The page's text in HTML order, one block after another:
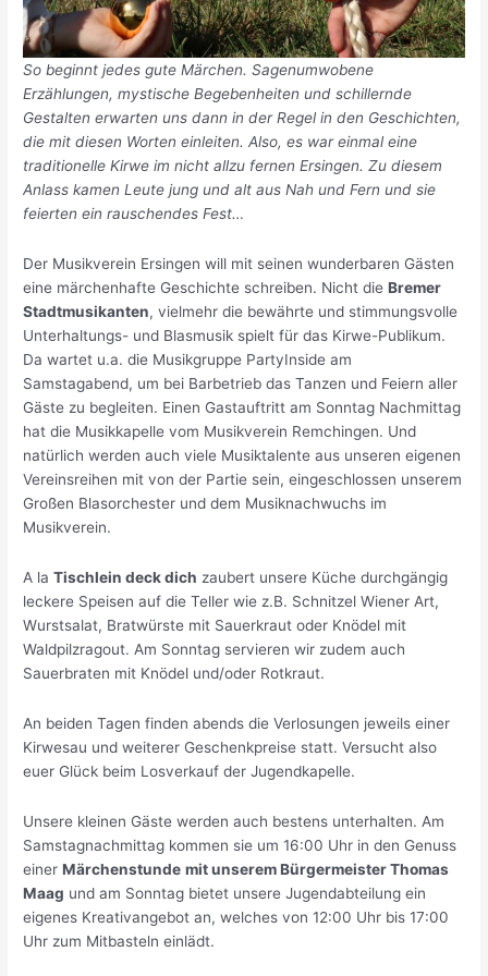
So beginnt jedes gute Märchen. Sagenumwobene
Erzählungen, mystische Begebenheiten und schillernde
Gestalten erwarten uns dann in der Regel in den Geschichten,
die mit diesen Worten einleiten. Also, es war einmal eine
traditionelle Kirwe im nicht allzu fernen Ersingen. Zu diesem
Anlass kamen Leute jung und alt aus Nah und Fern und sie
feierten ein rauschendes Fest…
Der Musikverein Ersingen will mit seinen wunderbaren Gästen
eine märchenhafte Geschichte schreiben. Nicht dieBremer
Stadtmusikanten, vielmehr die bewährte und stimmungsvolle
Unterhaltungs- und Blasmusik spielt für das Kirwe-Publikum.
Da wartet u.a. die Musikgruppe PartyInside am
Samstagabend, um bei Barbetrieb das Tanzen und Feiern aller
Gäste zu begleiten. Einen Gastauftritt am Sonntag Nachmittag
hat die Musikkapelle vom Musikverein Remchingen. Und
natürlich werden auch viele Musiktalente aus unseren eigenen
Vereinsreihen mit von der Partie sein, eingeschlossen unserem
Großen Blasorchester und dem Musiknachwuchs im
Musikverein.
A laTischlein deck dich zaubert unsere Küche durchgängig
leckere Speisen auf die Teller wie z.B. Schnitzel Wiener Art,
Wurstsalat, Bratwürste mit Sauerkraut oder Knödel mit
Waldpilzragout. Am Sonntag servieren wir zudem auch
Sauerbraten mit Knödel und/oder Rotkraut.
An beiden Tagen finden abends die Verlosungen jeweils einer
Kirwesau und weiterer Geschenkpreise statt. Versucht also
euer Glück beim Losverkauf der Jugendkapelle.
Unsere kleinen Gäste werden auch bestens unterhalten. Am
Samstagnachmittag kommen sie um 16:00 Uhr in den Genuss
einerMärchenstunde mit unserem Bürgermeister Thomas
Maag und am Sonntag bietet unsere Jugendabteilung ein
eigenes Kreativangebot an, welches von 12:00 Uhr bis 17:00
Uhr zum Mitbasteln einlädt.